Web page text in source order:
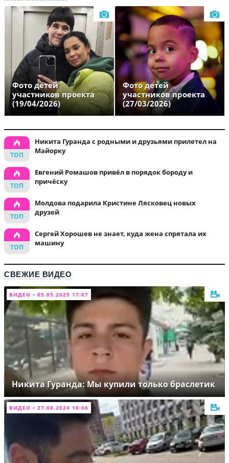
Фото детей
участников проекта
(19/04/2026)
Фото детей
участников проекта
(27/03/2026)
Никита Гуранда с родными и друзьями прилетел на
Майорку
Евгений Ромашов привёл в порядок бороду и
причёску
Молдова подарила Кристине Лясковец новых
друзей
Сергей Хорошев не знает, куда жена спрятала их
машину
СВЕЖИЕ ВИДЕО
ВИДЕО • 05.05.2025 17:07
Никита Гуранда: Мы купили только браслетик
ВИДЕО • 27.08.2024 19:06